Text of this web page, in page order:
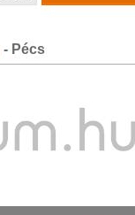
- Pécs